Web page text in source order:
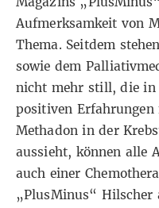
Aufmerksamkeit von
Thema. Seitdem
sowie dem
nicht mehr still, die in
positiven
Methadon in der
aussieht, können alle
auch einer
„PlusMinus“ Hilscher